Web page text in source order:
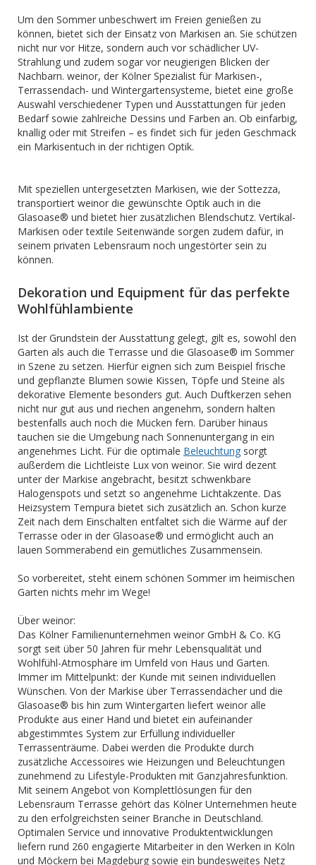
Um den Sommer unbeschwert im Freien genießen zu
können, bietet sich der Einsatz von Markisen an. Sie schützen
nicht nur vor Hitze, sondern auch vor schädlicher UV-
Strahlung und zudem sogar vor neugierigen Blicken der
Nachbarn. weinor, der Kölner Spezialist für Markisen-,
Terrassendach- und Wintergartensysteme, bietet eine große
Auswahl verschiedener Typen und Ausstattungen für jeden
Bedarf sowie zahlreiche Dessins und Farben an. Ob einfarbig,
knallig oder mit Streifen – es findet sich für jeden Geschmack
ein Markisentuch in der richtigen Optik.
Mit speziellen untergesetzten Markisen, wie der Sottezza,
transportiert weinor die gewünschte Optik auch in die
Glasoase® und bietet hier zusätzlichen Blendschutz. Vertikal-
Markisen oder textile Seitenwände sorgen zudem dafür, in
seinem privaten Lebensraum noch ungestörter sein zu
können.
Dekoration und Equipment für das perfekte
Wohlfühlambiente
Ist der Grundstein der Ausstattung gelegt, gilt es, sowohl den
Garten als auch die Terrasse und die Glasoase® im Sommer
in Szene zu setzen. Hierfür eignen sich zum Beispiel frische
und gepflanzte Blumen sowie Kissen, Töpfe und Steine als
dekorative Elemente besonders gut. Auch Duftkerzen sehen
nicht nur gut aus und riechen angenehm, sondern halten
bestenfalls auch noch die Mücken fern. Darüber hinaus
tauchen sie die Umgebung nach Sonnenuntergang in ein
angenehmes Licht. Für die optimale Beleuchtung sorgt
außerdem die Lichtleiste Lux von weinor. Sie wird dezent
unter der Markise angebracht, besitzt schwenkbare
Halogenspots und setzt so angenehme Lichtakzente. Das
Heizsystem Tempura bietet sich zusätzlich an. Schon kurze
Zeit nach dem Einschalten entfaltet sich die Wärme auf der
Terrasse oder in der Glasoase® und ermöglicht auch an
lauen Sommerabend ein gemütliches Zusammensein.
So vorbereitet, steht einem schönen Sommer im heimischen
Garten nichts mehr im Wege!
Über weinor:
Das Kölner Familienunternehmen weinor GmbH & Co. KG
sorgt seit über 50 Jahren für mehr Lebensqualität und
Wohlfühl-Atmosphäre im Umfeld von Haus und Garten.
Immer im Mittelpunkt: der Kunde mit seinen individuellen
Wünschen. Von der Markise über Terrassendächer und die
Glasoase® bis hin zum Wintergarten liefert weinor alle
Produkte aus einer Hand und bietet ein aufeinander
abgestimmtes System zur Erfüllung individueller
Terrassenträume. Dabei werden die Produkte durch
zusätzliche Accessoires wie Heizungen und Beleuchtungen
zunehmend zu Lifestyle-Produkten mit Ganzjahresfunktion.
Mit seinem Angebot von Komplettlösungen für den
Lebensraum Terrasse gehört das Kölner Unternehmen heute
zu den erfolgreichsten seiner Branche in Deutschland.
Optimalen Service und innovative Produktentwicklungen
liefern rund 260 engagierte Mitarbeiter in den Werken in Köln
und Möckern bei Magdeburg sowie ein bundesweites Netz